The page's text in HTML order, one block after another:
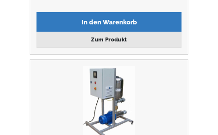
In den Warenkorb
Zum Produkt